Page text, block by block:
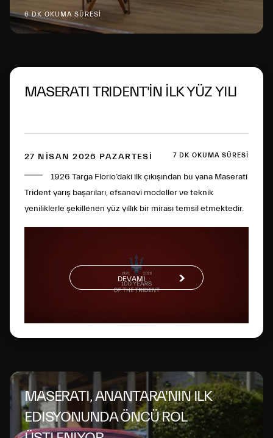
6 DK OKUMA SÜRESİ
MASERATI TRIDENT'İN İLK YÜZ YILI
27 NISAN 2026 PAZARTESI 7 DK OKUMA SÜRESİ
1926 Targa Florio’daki ilk çıkışından bu yana Maserati
Trident yarış başarıları, efsanevi modeller ve teknik
yeniliklerle şekillenen yüz yıllık bir mirası temsil etmektedir.
DEVAMI
MASERATI, ANANTARA'NIN ILK
EDISYONUNDA ÖNCÜ ROL